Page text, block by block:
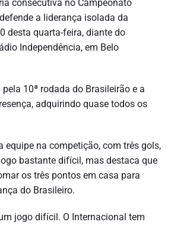
consecutiva no Campeonato
a liderança isolada da
desta quarta-feira, diante do
Independência, em Belo
10ª rodada do Brasileirão e a
adquirindo quase todos os
equipe na competição, com três gols,
bastante difícil, mas destaca que
os três pontos em casa para
do Brasileiro.
jogo difícil. O Internacional tem